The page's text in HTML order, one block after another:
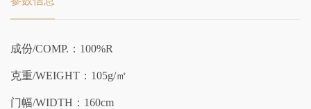
成份/COMP.：100%R
克重/WEIGHT：105g/㎡
门幅/WIDTH：160cm